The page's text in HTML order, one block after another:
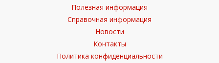
Полезная информация
Справочная информация
Новости
Контакты
Политика конфиденциальности